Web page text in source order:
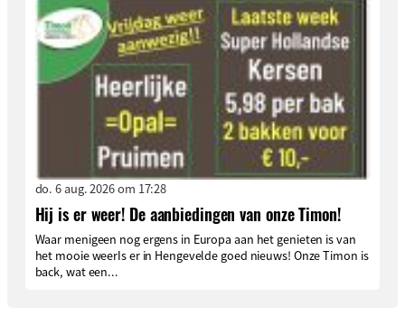
do. 6 aug. 2026 om 17:28
Hij is er weer! De aanbiedingen van onze Timon!
Waar menigeen nog ergens in Europa aan het genieten is van
het mooie weerIs er in Hengevelde goed nieuws! Onze Timon is
back, wat een...